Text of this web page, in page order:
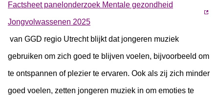
Factsheet panelonderzoek Mentale gezondheid
Jongvolwassenen 2025
van GGD regio Utrecht blijkt dat jongeren muziek
gebruiken om zich goed te blijven voelen, bijvoorbeeld om
te ontspannen of plezier te ervaren. Ook als zij zich minder
goed voelen, zetten jongeren muziek in om emoties te